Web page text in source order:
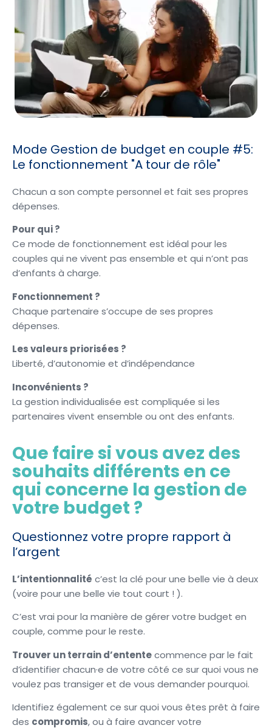
Mode Gestion de budget en couple #5:
Le fonctionnement "A tour de rôle"
Chacun a son compte personnel et fait ses propres
dépenses.
Pour qui ?
Ce mode de fonctionnement est idéal pour les
couples qui ne vivent pas ensemble et qui n’ont pas
d’enfants à charge.
Fonctionnement ?
Chaque partenaire s’occupe de ses propres
dépenses.
Les valeurs priorisées ?
Liberté, d’autonomie et d’indépendance
Inconvénients ?
La gestion individualisée est compliquée si les
partenaires vivent ensemble ou ont des enfants.
Que faire si vous avez des
souhaits différents en ce
qui concerne la gestion de
votre budget ?
Questionnez votre propre rapport à
l’argent
L’intentionnalité c’est la clé pour une belle vie à deux
(voire pour une belle vie tout court ! ).
C’est vrai pour la manière de gérer votre budget en
couple, comme pour le reste.
Trouver un terrain d’ententecommence par le fait
d’identifier chacun·e de votre côté ce sur quoi vous ne
voulez pas transiger et de vous demander pourquoi.
Identifiez également ce sur quoi vous êtes prêt à faire
des compromis, ou à faire avancer votre